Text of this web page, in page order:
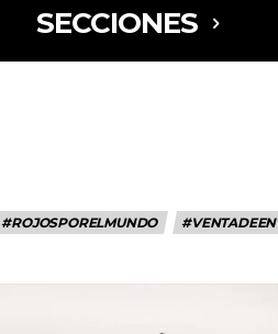
SECCIONES
#ROJOSPORELMUNDO